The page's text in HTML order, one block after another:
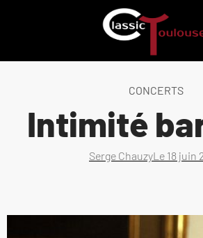
CONCERTS
Intimité
Serge ChauzyLe 18 juin